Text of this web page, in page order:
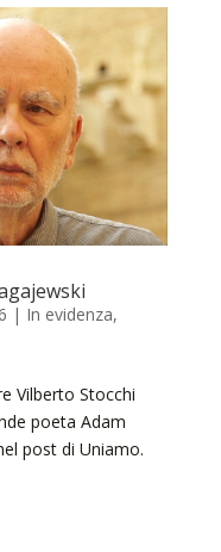
| In evidenza,
Vilberto Stocchi
poeta Adam
post di Uniamo.